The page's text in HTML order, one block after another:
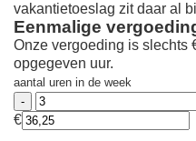
vakantietoeslag zit daar al
Eenmalige
Onze vergoeding is slechts
opgegeven uur.
aantal uren in de week
€